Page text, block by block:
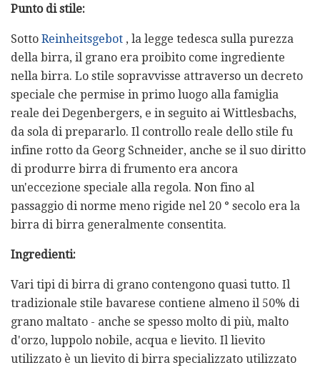
Punto di stile:
Sotto Reinheitsgebot , la legge tedesca sulla purezza
della birra, il grano era proibito come ingrediente
nella birra. Lo stile sopravvisse attraverso un decreto
speciale che permise in primo luogo alla famiglia
reale dei Degenbergers, e in seguito ai Wittlesbachs,
da sola di prepararlo. Il controllo reale dello stile fu
infine rotto da Georg Schneider, anche se il suo diritto
di produrre birra di frumento era ancora
un'eccezione speciale alla regola. Non fino al
passaggio di norme meno rigide nel 20 ° secolo era la
birra di birra generalmente consentita.
Ingredienti:
Vari tipi di birra di grano contengono quasi tutto. Il
tradizionale stile bavarese contiene almeno il 50% di
grano maltato - anche se spesso molto di più, malto
d'orzo, luppolo nobile, acqua e lievito. Il lievito
utilizzato è un lievito di birra specializzato utilizzato